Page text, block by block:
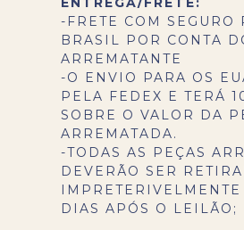
-FRETE COM SEGURO
BRASIL POR CONTA
ARREMATANTE
-O ENVIO PARA OS
PELA FEDEX E TERÁ
SOBRE O VALOR DA
ARREMATADA.
-TODAS AS PEÇAS
DEVERÃO SER
DIAS APÓS O LEILÃO;